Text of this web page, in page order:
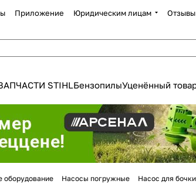
Приложение Юридическим лицам Отзывы
STIHLБензопилыУценённый
оборудование Насосы погружные Насос для
Для клиентов всех банков